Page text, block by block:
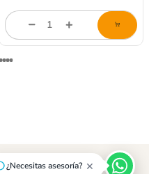
¿Necesitas asesoría? ×
store/product-